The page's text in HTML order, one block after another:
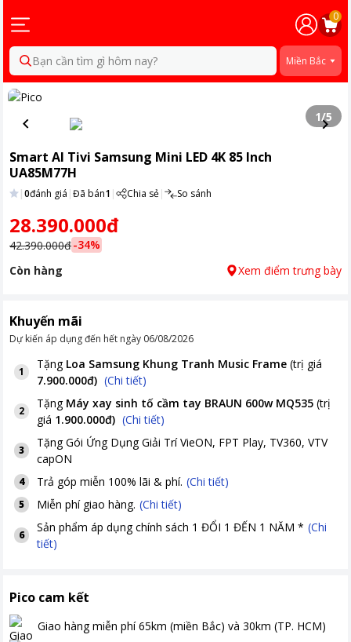
0
Bạn cần tìm gì hôm nay? Miền Bắc
1/5
Smart AI Tivi Samsung Mini LED 4K 85 Inch
UA85M77H
|0đánh giá |Đã bán1 | Chia sẻ| So sánh
28.390.000đ
42.390.000đ-34%
Còn hàng
Xem điểm trưng bày
Khuyến mãi
Dự kiến áp dụng đến hết ngày 06/08/2026
1
Tặng Loa Samsung Khung Tranh Music Frame(trị giá
7.900.000đ) (Chi tiết)
2
Tặng Máy xay sinh tố cầm tay BRAUN 600w MQ535(trị
giá 1.900.000đ) (Chi tiết)
3
Tặng Gói Ứng Dụng Giải Trí VieON, FPT Play, TV360, VTV
capON
4 Trả góp miễn 100% lãi & phí. (Chi tiết)
5 Miễn phí giao hàng. (Chi tiết)
6
Sản phẩm áp dụng chính sách 1 ĐỔI 1 ĐẾN 1 NĂM * (Chi
tiết)
Pico cam kết
Giao hàng miễn phí 65km (miền Bắc) và 30km (TP. HCM)